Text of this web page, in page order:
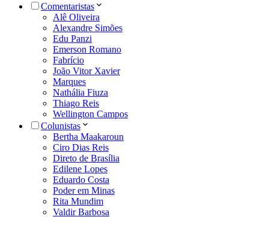
Comentaristas
Alê Oliveira
Alexandre Simões
Edu Panzi
Emerson Romano
Fabrício
João Vitor Xavier
Marques
Nathália Fiuza
Thiago Reis
Wellington Campos
Colunistas
Bertha Maakaroun
Ciro Dias Reis
Direto de Brasília
Edilene Lopes
Eduardo Costa
Poder em Minas
Rita Mundim
Valdir Barbosa